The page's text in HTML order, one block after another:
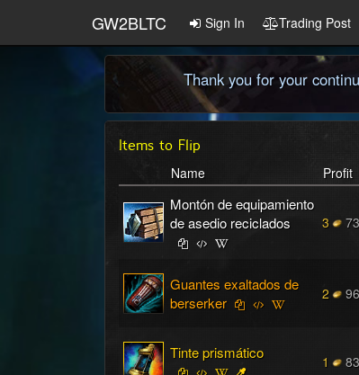
GW2BLTC Sign In Trading Post
Thank you for your
Items to Flip
Name Profit
Montón de equipamiento
de asedio reciclados
3 73
Guantes exaltados de
berserker
2 96
Tinte prismático 1 83